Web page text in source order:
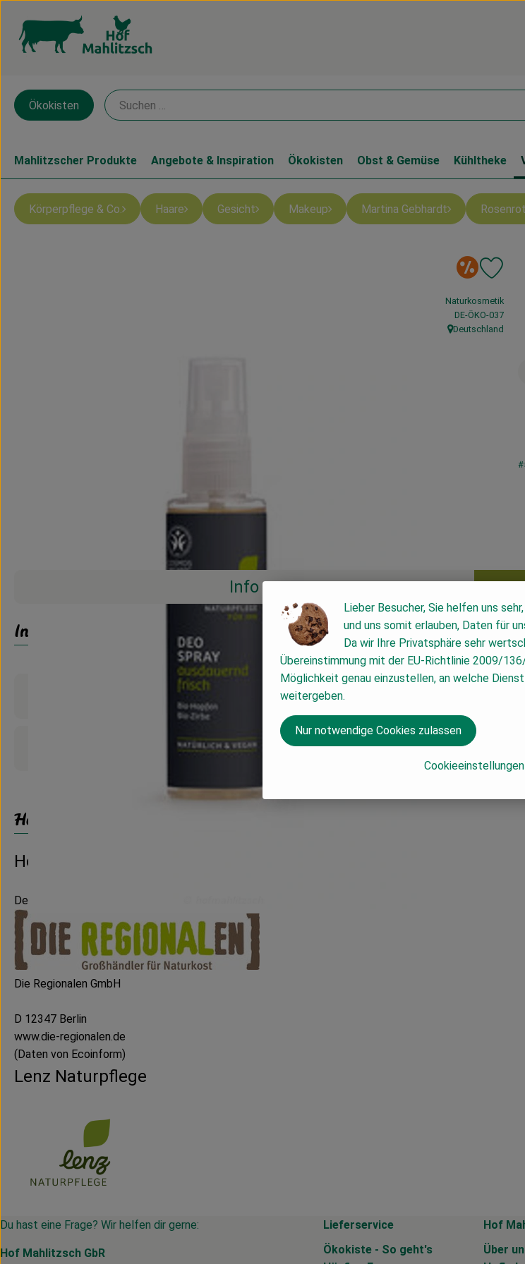
Ökokisten
Mahlitzscher Produkte Angebote & Inspiration Ökokisten Obst & Gemüse Kühltheke
Körperpflege & Co. Haare Gesicht Makeup Martina Gebhardt
, Verband:
Naturkosmetik
, Kontrollstelle:
DE-ÖKO-037
, Herkunft:
Deutschland
Info
Info
Herkunft
Hersteller: Lenz Naturpflege
Deutschland
Die Regionalen GmbH
D 12347 Berlin
www.die-regionalen.de
(Daten von Ecoinform)
Lenz Naturpflege
Du hast eine Frage? Wir helfen dir gerne:
Hof Mahlitzsch GbR
Lieferservice
Ökokiste - So geht's
Hof
Über
Lieber Besucher, Sie helfen uns
und uns somit erlauben, Daten für
Da wir Ihre Privatsphäre sehr
Übereinstimmung mit der EU-Richtlinie 2009/
Möglichkeit genau einzustellen, an welche
weitergeben.
Cookieeinstellungen
Nur notwendige Cookies zulassen